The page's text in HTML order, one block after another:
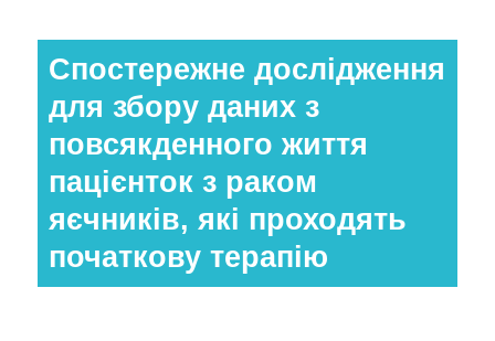
Спостережне дослідження
для збору даних з
повсякденного життя
пацієнток з раком
яєчників, які проходять
початкову терапію